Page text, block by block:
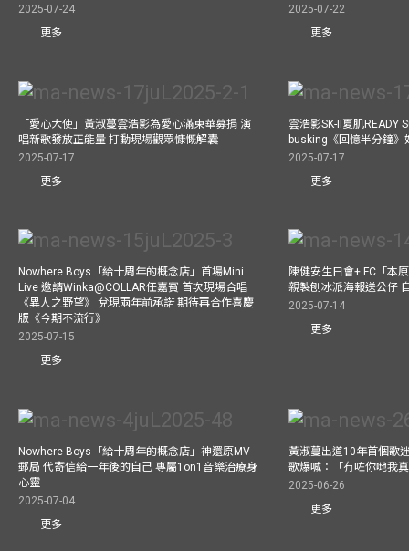
2025-07-24
更多
2025-07-22
更多
「愛心大使」黃淑蔓雲浩影為愛心滿東華募捐 演
唱新歌發放正能量 打動現場觀眾慷慨解囊
2025-07-17
更多
雲浩影SK-II夏肌READY
busking《回憶半分鐘》
2025-07-17
更多
Nowhere Boys「給十周年的概念店」首場Mini
Live 邀請Winka@COLLAR任嘉賓 首次現場合唱
《異人之野望》 兌現兩年前承諾 期待再合作喜慶
版《今期不流行》
2025-07-15
更多
陳健安生日會+ FC「本
親製刨冰派海報送公仔
2025-07-14
更多
Nowhere Boys「給十周年的概念店」神還原MV
郵局 代寄信給一年後的自己 專屬1on1音樂治療身
心靈
2025-07-04
更多
黃淑蔓出道10年首個歌
歌爆喊：「冇咗你哋我
2025-06-26
更多